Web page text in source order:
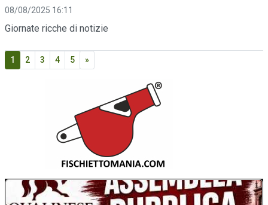
08/08/2025 16:11
Giornate ricche di notizie
1 2 3 4 5 »